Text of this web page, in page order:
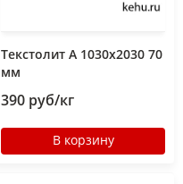
Текстолит А 1030х2030 70
мм
390 руб/кг
В корзину